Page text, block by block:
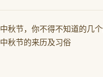
中秋节，你不得不知道的几
中秋节的来历及习俗